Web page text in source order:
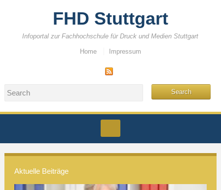
FHD Stuttgart
Infoportal zur Fachhochschule für Druck und Medien Stuttgart
Home Impressum
Aktuelle Beiträge